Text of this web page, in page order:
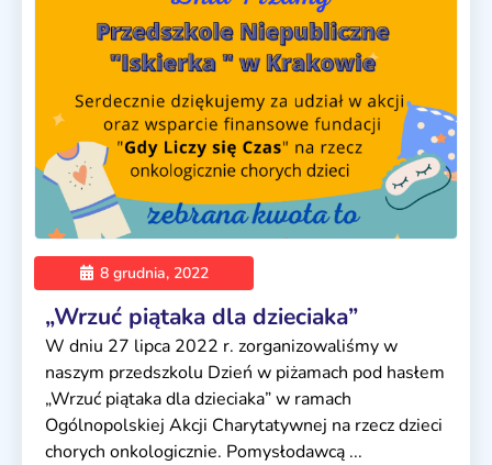
8 grudnia, 2022
„Wrzuć piątaka dla dzieciaka”
W dniu 27 lipca 2022 r. zorganizowaliśmy w
naszym przedszkolu Dzień w piżamach pod hasłem
„Wrzuć piątaka dla dzieciaka” w ramach
Ogólnopolskiej Akcji Charytatywnej na rzecz dzieci
chorych onkologicznie. Pomysłodawcą ...